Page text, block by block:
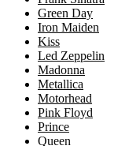
Green Day
Iron Maiden
Kiss
Led Zeppelin
Madonna
Metallica
Motorhead
Pink Floyd
Prince
Queen